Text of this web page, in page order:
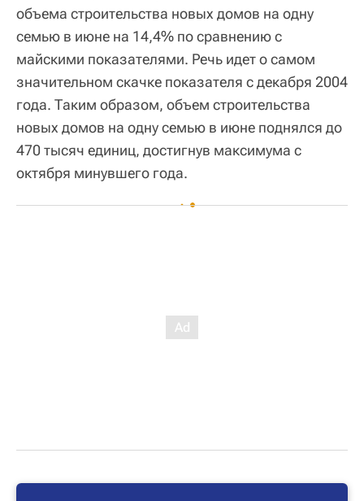
объема строительства новых домов на одну
семью в июне на 14,4% по сравнению с
майскими показателями. Речь идет о самом
значительном скачке показателя с декабря 2004
года. Таким образом, объем строительства
новых домов на одну семью в июне поднялся до
470 тысяч единиц, достигнув максимума с
октября минувшего года.